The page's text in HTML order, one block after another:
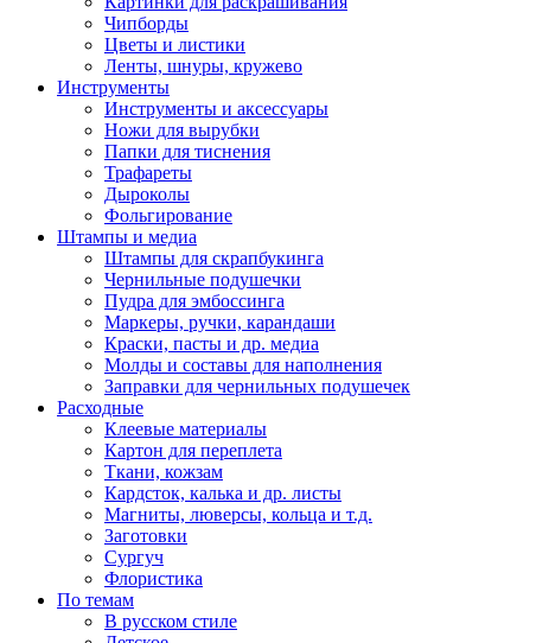
Чипборды
Цветы и листики
Ленты, шнуры, кружево
Инструменты
Инструменты и аксессуары
Ножи для вырубки
Папки для тиснения
Трафареты
Дыроколы
Фольгирование
Штампы и медиа
Штампы для скрапбукинга
Чернильные подушечки
Пудра для эмбоссинга
Маркеры, ручки, карандаши
Краски, пасты и др. медиа
Молды и составы для наполнения
Заправки для чернильных подушечек
Расходные
Клеевые материалы
Картон для переплета
Ткани, кожзам
Кардсток, калька и др. листы
Магниты, люверсы, кольца и т.д.
Заготовки
Сургуч
Флористика
По темам
В русском стиле